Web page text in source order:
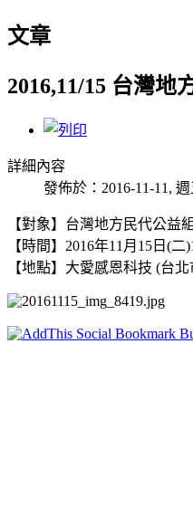
文章
2016,11/15 台灣地
詳細內容
發佈於：2016-11-11, 週
【對象】台灣地方民代公益
【時間】2016年11月15日(二
【地點】 大愛感恩科技 (台